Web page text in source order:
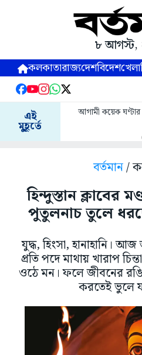
৮ আগস্ট,
কলকাতারাজ্যদেশবিদেশখেলা
এই
মুহূর্তে
আগামী কয়েক ঘণ্টার
বর্তমান/
হিন্দুস্তান ক্লাবের
পুতুলনাচ তুলে ধরছে
যুদ্ধ, হিংসা, হানাহানি।
প্রতি পদে মাথায় খারাপ
ওঠে মন। ফলে জীবনের
করতেই ভুলে